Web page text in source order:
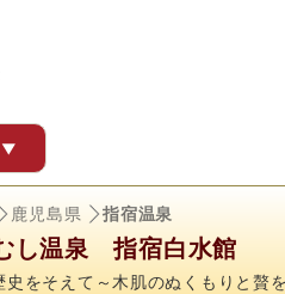
▼
鹿児島県 指宿温泉
し温泉 指宿白水館
史をそえて～木肌のぬくもりと贅